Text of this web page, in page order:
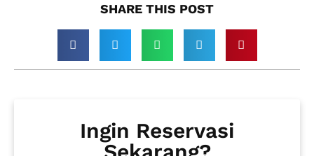
SHARE THIS POST​
Ingin Reservasi